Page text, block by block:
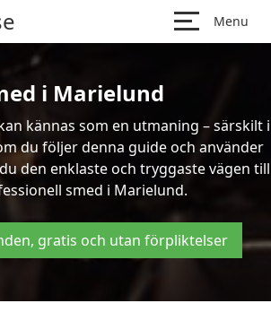
Menu
i Marielund
kännas som en utmaning – särskilt i
du följer denna guide och använder
den enklaste och tryggaste vägen till
smed i Marielund.
gratis och utan förpliktelser